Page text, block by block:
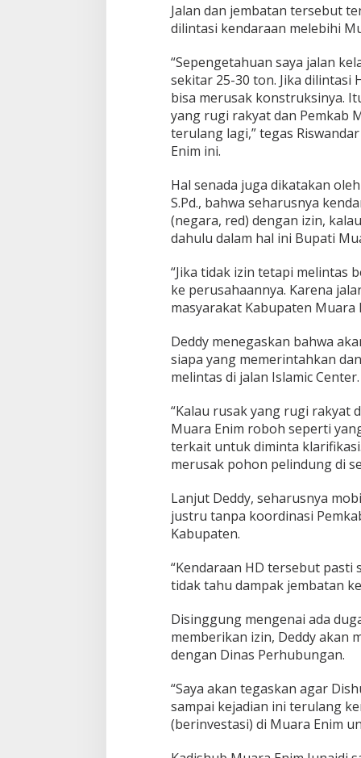
Jalan dan jembatan tersebut
dilintasi kendaraan melebihi
“Sepengetahuan saya jalan
sekitar 25-30 ton. Jika dilintasi
bisa merusak konstruksinya.
yang rugi rakyat dan Pemkab
terulang lagi,” tegas
Enim ini.
Hal senada juga dikatakan
S.Pd., bahwa seharusnya
(negara, red) dengan izin,
dahulu dalam hal ini Bupati
“Jika tidak izin tetapi melintas
ke perusahaannya. Karena
masyarakat Kabupaten Muara
Deddy menegaskan bahwa
siapa yang memerintahkan
melintas di jalan Islamic Center.
“Kalau rusak yang rugi rakyat
Muara Enim roboh seperti
terkait untuk diminta
merusak pohon pelindung di
Lanjut Deddy, seharusnya
justru tanpa koordinasi
Kabupaten.
“Kendaraan HD tersebut
tidak tahu dampak jembatan
Disinggung mengenai ada
memberikan izin, Deddy akan
dengan Dinas Perhubungan.
“Saya akan tegaskan agar
sampai kejadian ini terulang
(berinvestasi) di Muara Enim